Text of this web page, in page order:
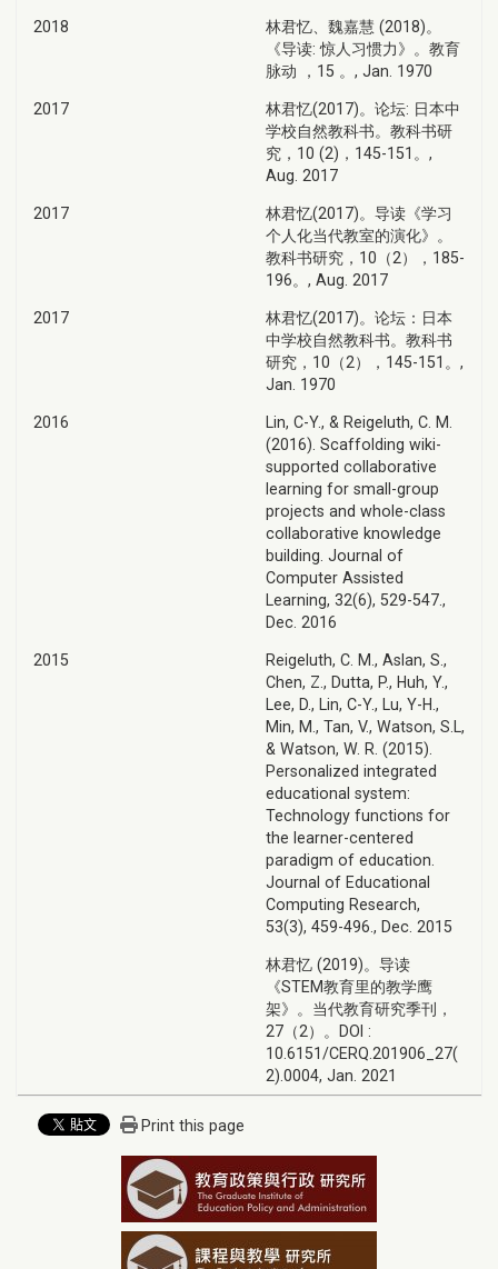
2018
林君忆、魏嘉慧 (2018)。
《导读: 惊人习惯力》。教育
脉动 ，15 。, Jan. 1970
2017
林君忆(2017)。论坛: 日本中
学校自然教科书。教科书研
究，10 (2)，145-151。,
Aug. 2017
2017
林君忆(2017)。导读《学习
个人化当代教室的演化》。
教科书研究，10（2），185-
196。, Aug. 2017
2017
林君忆(2017)。论坛：日本
中学校自然教科书。教科书
研究，10（2），145-151。,
Jan. 1970
2016
Lin, C-Y., & Reigeluth, C. M.
(2016). Scaffolding wiki-
supported collaborative
learning for small-group
projects and whole-class
collaborative knowledge
building. Journal of
Computer Assisted
Learning, 32(6), 529-547.,
Dec. 2016
2015
Reigeluth, C. M., Aslan, S.,
Chen, Z., Dutta, P., Huh, Y.,
Lee, D., Lin, C-Y., Lu, Y-H.,
Min, M., Tan, V., Watson, S.L,
& Watson, W. R. (2015).
Personalized integrated
educational system:
Technology functions for
the learner-centered
paradigm of education.
Journal of Educational
Computing Research,
53(3), 459-496., Dec. 2015
林君忆 (2019)。导读
《STEM教育里的教学鹰
架》。当代教育研究季刊，
27（2）。DOI :
10.6151/CERQ.201906_27(
2).0004, Jan. 2021
Print this page